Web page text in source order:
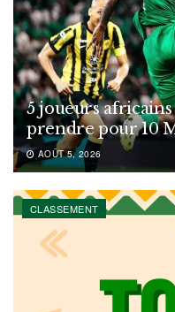
5 joueurs
prendre pour 10
AOÛT 5, 2026
CLASSEMENT